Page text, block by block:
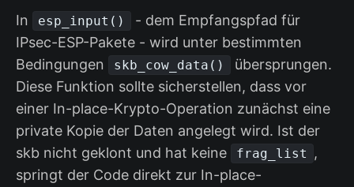
In esp_input()
- dem Empfangspfad für
IPsec-ESP-Pakete - wird unter bestimmten
Bedingungen
skb_cow_data()
übersprungen.
Diese Funktion sollte sicherstellen, dass vor
einer In-place-Krypto-Operation zunächst eine
private Kopie der Daten angelegt wird. Ist der
skb nicht geklont und hat keine
frag_list
,
springt der Code direkt zur In-place-